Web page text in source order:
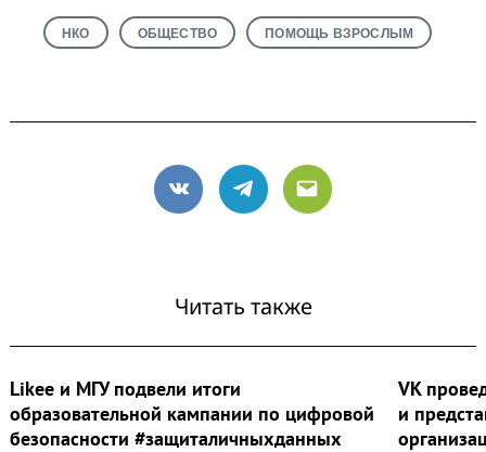
НКО ОБЩЕСТВО ПОМОЩЬ ВЗРОСЛЫМ
VK Telegram
Email
Читать также
Likee и МГУ подвели итоги
образовательной кампании по цифровой
безопасности #защиталичныхданных
VK
и